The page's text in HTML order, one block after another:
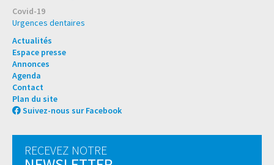
Covid-19
Urgences dentaires
Actualités
Espace presse
Annonces
Agenda
Contact
Plan du site
Suivez-nous sur Facebook
RECEVEZ NOTRE